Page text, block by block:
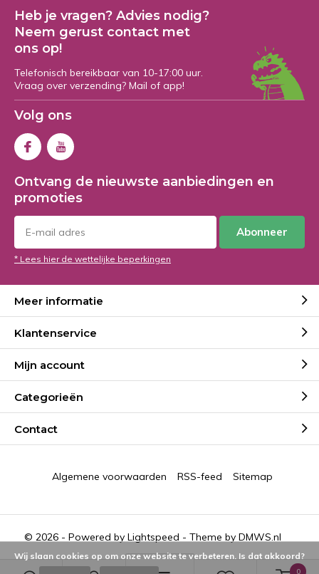
0
Heb je vragen? Advies nodig?
Neem gerust contact met
ons op!
Telefonisch bereikbaar van 10-17:00 uur.
Vraag over verzending? Mail of app!
Volg ons
Ontvang de nieuwste aanbiedingen en
promoties
Abonneer
* Lees hier de wettelijke beperkingen
Meer informatie
Klantenservice
Mijn account
Categorieën
Contact
© 2026 - Powered by Lightspeed - Theme by DMWS.nl
Algemene voorwaarden RSS-feed Sitemap
Wij slaan cookies op om onze website te verbeteren. Is dat akkoord?